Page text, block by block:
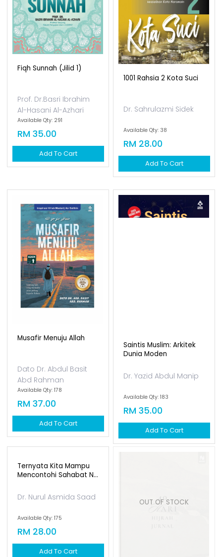
Fiqh Sunnah (jilid 1)
Prof. Dr.Basri Ibrahim
Al-Hasani Al-Azhari
Available Qty: 291
RM 35.00
Add To Cart
1001 Rahsia 2 Kota Suci
Dr. Sahrulazmi Sidek
Available Qty: 38
RM 28.00
Add To Cart
Musafir Menuju Allah
Dato Dr. Abdul Basit
Abd Rahman
Available Qty: 178
RM 37.00
Add To Cart
Saintis Muslim: Arkitek
Dunia Moden
Dr. Yazid Abdul Manip
Available Qty: 183
RM 35.00
Add To Cart
OUT OF STOCK
Iddin Ramli